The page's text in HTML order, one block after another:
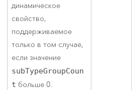
динамическое
свойство,
поддерживаемое
только в том случае,
если значение
subTypeGroupCoun
t больше 0.